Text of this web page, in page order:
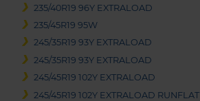
235/40R19 96Y EXTRALOAD
235/45R19 95W
245/35R19 93Y EXTRALOAD
245/35R19 93Y EXTRALOAD
245/45R19 102Y EXTRALOAD
245/45R19 102Y EXTRALOAD RUNFLAT